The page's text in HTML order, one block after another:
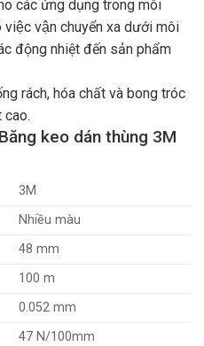
các ứng dụng trong môi
vận chuyển xa dưới môi
động nhiệt đến sản phẩm
rách, hóa chất và bong tróc
keo dán thùng 3M
3M
Nhiều màu
48 mm
100 m
0.052 mm
47 N/100mm